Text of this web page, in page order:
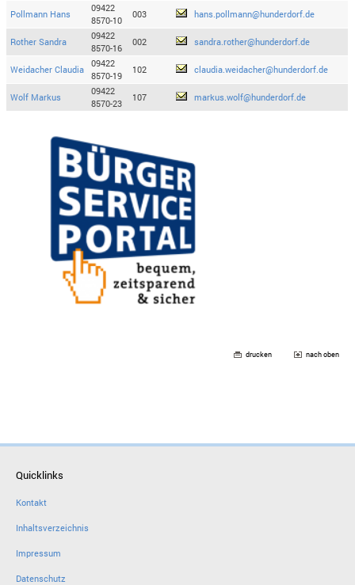
Pollmann Hans
09422
8570-10
003 hans.pollmann@hunderdorf.de
Rother Sandra
09422
8570-16
002 sandra.rother@hunderdorf.de
Weidacher Claudia
09422
8570-19
102 claudia.weidacher@hunderdorf.de
Wolf Markus
09422
8570-23
107 markus.wolf@hunderdorf.de
drucken nach oben
Quicklinks
Kontakt
Inhaltsverzeichnis
Impressum
Datenschutz